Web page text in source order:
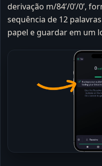
derivação m/84’/0’/0’,
sequência de 12
papel e guardar em um